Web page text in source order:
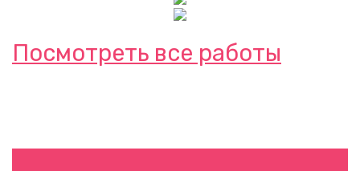
Посмотреть все работы